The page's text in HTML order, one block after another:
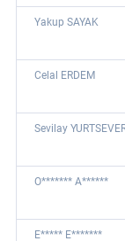
Yakup SAYAK
Celal ERDEM
Sevilay
O******* A******
E***** E*******